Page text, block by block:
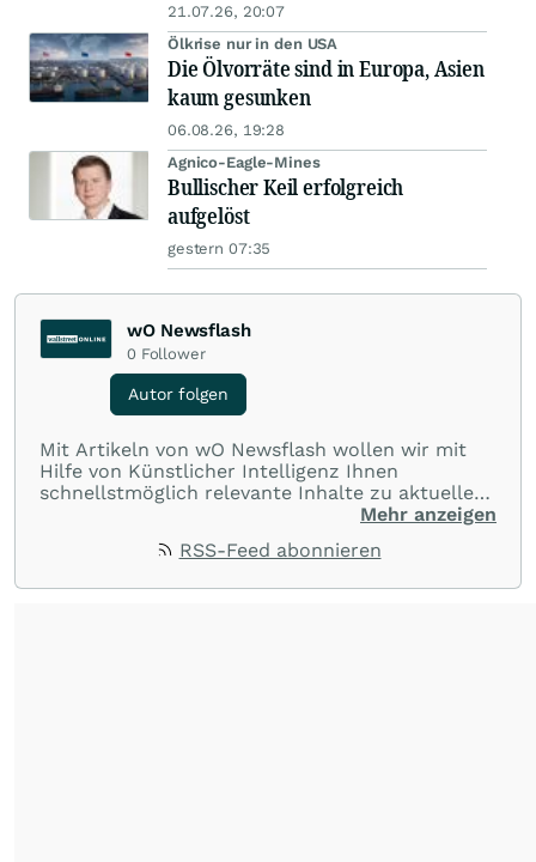
21.07.26, 20:07
Ölkrise nur in den USA
Die Ölvorräte sind in Europa, Asien
kaum gesunken
06.08.26, 19:28
Agnico-Eagle-Mines
Bullischer Keil erfolgreich
aufgelöst
gestern 07:35
wO Newsflash
0 Follower
Autor folgen
Mit Artikeln von wO Newsflash wollen wir mit
Hilfe von Künstlicher Intelligenz Ihnen
schnellstmöglich relevante Inhalte zu aktuellen
Ereignissen rund um Börse, Finanzmärkte aus
Mehr anzeigen
RSS-Feed abonnieren